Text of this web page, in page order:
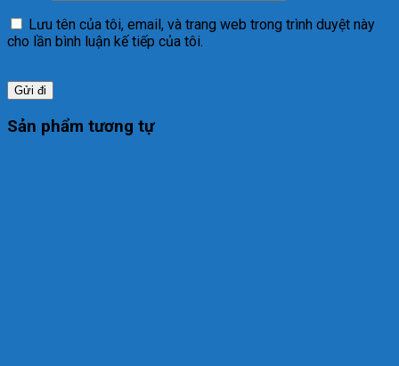
Lưu tên của tôi, email, và trang web trong trình duyệt này
cho lần bình luận kế tiếp của tôi.
Sản phẩm tương tự